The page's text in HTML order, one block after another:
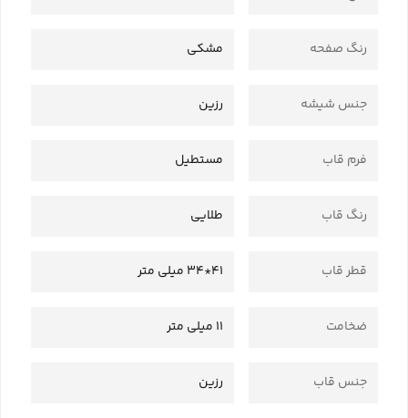
رنگ صفحه مشکی
جنس شیشه رزین
فرم قاب مستطیل
رنگ قاب طلایی
قطر قاب 41*34 میلی متر
ضخامت 11 میلی متر
جنس قاب رزین